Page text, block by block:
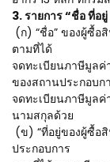
3. รายการ “ชื่อ ที่อ
(ก) “ชื่อ” ของผู้ซื้อ
ตามที่ได้
จดทะเบียนภาษีมูลค่
ของสถานประกอบก
จดทะเบียนภาษีมูล
นามสกุลด้วย
(ข) “ที่อยู่ของผู้ซื้อ
ประกอบการ